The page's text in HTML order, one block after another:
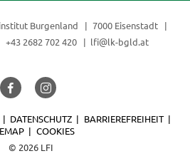
Burgenland
7000 Eisenstadt
+43 2682 702 420 lfi@lk-bgld.at
© 2026 LFI
DATENSCHUTZ
BARRIEREFREIHEIT
COOKIES